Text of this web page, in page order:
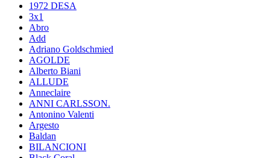
1972 DESA
3x1
Abro
Add
Adriano Goldschmied
AGOLDE
Alberto Biani
ALLUDE
Anneclaire
ANNI CARLSSON.
Antonino Valenti
Argesto
Baldan
BILANCIONI